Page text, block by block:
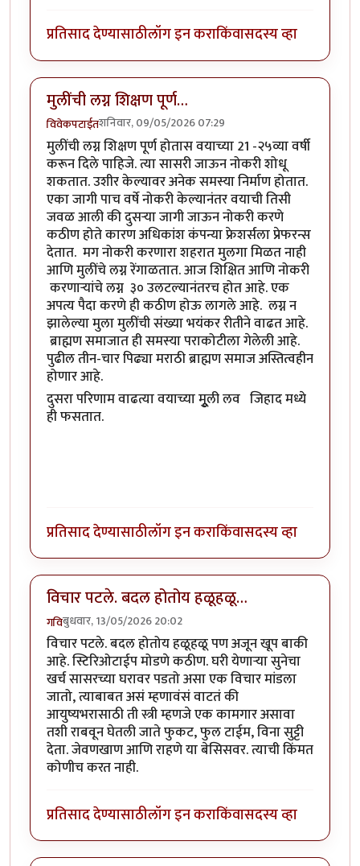
प्रतिसाद देण्यासाठीलॉग इन कराकिंवासदस्य व्हा
मुलींची लग्न शिक्षण पूर्ण…
विवेकपटाईतशनिवार, 09/05/2026 07:29
मुलींची लग्न शिक्षण पूर्ण होतास वयाच्या 21 -२५व्या वर्षी
करून दिले पाहिजे. त्या सासरी जाऊन नोकरी शोधू
शकतात. उशीर केल्यावर अनेक समस्या निर्माण होतात.
एका जागी पाच वर्षे नोकरी केल्यानंतर वयाची तिसी
जवळ आली की दुसऱ्या जागी जाऊन नोकरी करणे
कठीण होते कारण अधिकांश कंपन्या फ्रेशर्सला प्रेफरन्स
देतात. मग नोकरी करणारा शहरात मुलगा मिळत नाही
आणि मुलींचे लग्न रेंगाळतात. आज शिक्षित आणि नोकरी
करणाऱ्यांचे लग्न ३० उलटल्यानंतरच होत आहे. एक
अपत्य पैदा करणे ही कठीण होऊ लागले आहे. लग्न न
झालेल्या मुला मुलींची संख्या भयंकर रीतीने वाढत आहे.
ब्राह्मण समाजात ही समस्या पराकोटीला गेलेली आहे.
पुढील तीन-चार पिढ्या मराठी ब्राह्मण समाज अस्तित्वहीन
होणार आहे.
दुसरा परिणाम वाढत्या वयाच्या मूुली लव जिहाद मध्ये
ही फसतात.
प्रतिसाद देण्यासाठीलॉग इन कराकिंवासदस्य व्हा
विचार पटले. बदल होतोय हळूहळू…
गविबुधवार, 13/05/2026 20:02
विचार पटले. बदल होतोय हळूहळू पण अजून खूप बाकी
आहे. स्टिरिओटाईप मोडणे कठीण. घरी येणाऱ्या सुनेचा
खर्च सासरच्या घरावर पडतो असा एक विचार मांडला
जातो, त्याबाबत असं म्हणावंसं वाटतं की
आयुष्यभरासाठी ती स्त्री म्हणजे एक कामगार असावा
तशी राबवून घेतली जाते फुकट, फुल टाईम, विना सुट्टी
देता. जेवणखाण आणि राहणे या बेसिसवर. त्याची किंमत
कोणीच करत नाही.
प्रतिसाद देण्यासाठीलॉग इन कराकिंवासदस्य व्हा